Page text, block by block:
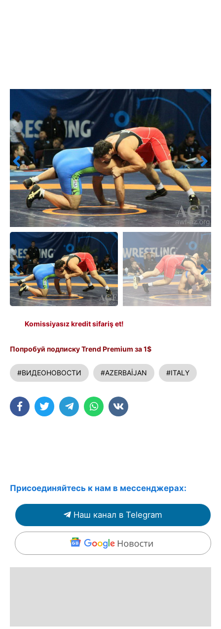
Komissiyasız kredit sifariş et!
Попробуй подписку Trend Premium за 1$
#ВИДЕОНОВОСТИ #AZERBAİJAN #ITALY
Присоединяйтесь к нам в мессенджерах:
Наш канал в Telegram